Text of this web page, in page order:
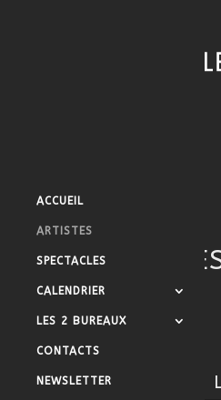
ACCUEIL
ARTISTES
SPECTACLES
CALENDRIER
LES 2 BUREAUX
CONTACTS
NEWSLETTER